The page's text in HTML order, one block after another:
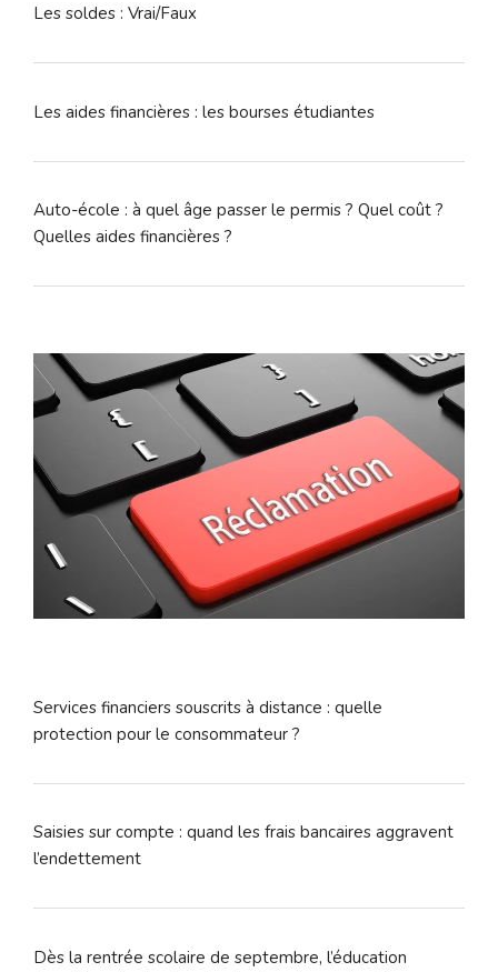
Les soldes : Vrai/Faux
Les aides financières : les bourses étudiantes
Auto-école : à quel âge passer le permis ? Quel coût ?
Quelles aides financières ?
Services financiers souscrits à distance : quelle
protection pour le consommateur ?
Saisies sur compte : quand les frais bancaires aggravent
l’endettement
Dès la rentrée scolaire de septembre, l’éducation